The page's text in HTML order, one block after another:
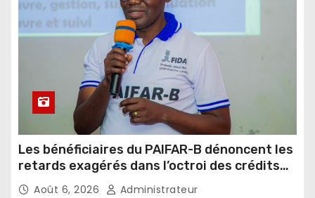
Les bénéficiaires du PAIFAR-B dénoncent les
retards exagérés dans l’octroi des crédits
agricoles
Août 6, 2026 Administrateur